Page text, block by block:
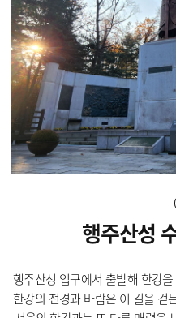
행주산성
행주산성 입구에서 출발해 한강
한강의 전경과 바람은 이 길을 걷